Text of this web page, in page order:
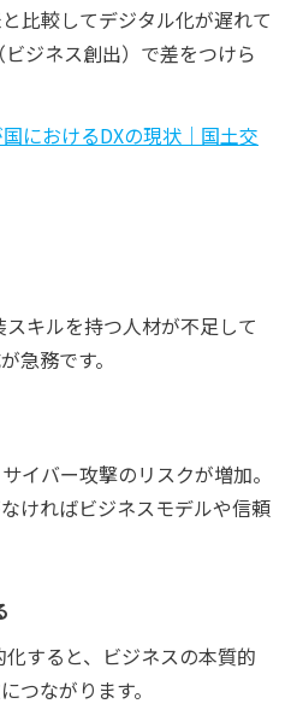
比較してデジタル化が遅れて
ジネス創出）で差をつけら
におけるDXの現状｜国土交
キルを持つ人材が不足して
急務です。
イバー攻撃のリスクが増加。
ければビジネスモデルや信頼
すると、ビジネスの本質的
つながります。